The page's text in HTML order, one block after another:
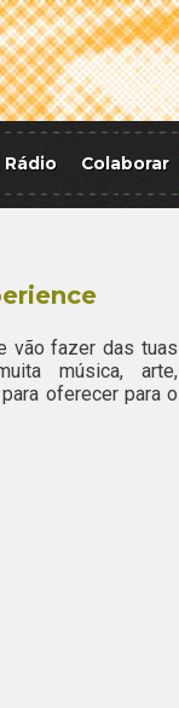
Rádio Colaborar
vão fazer das tuas
música, arte,
oferecer para o